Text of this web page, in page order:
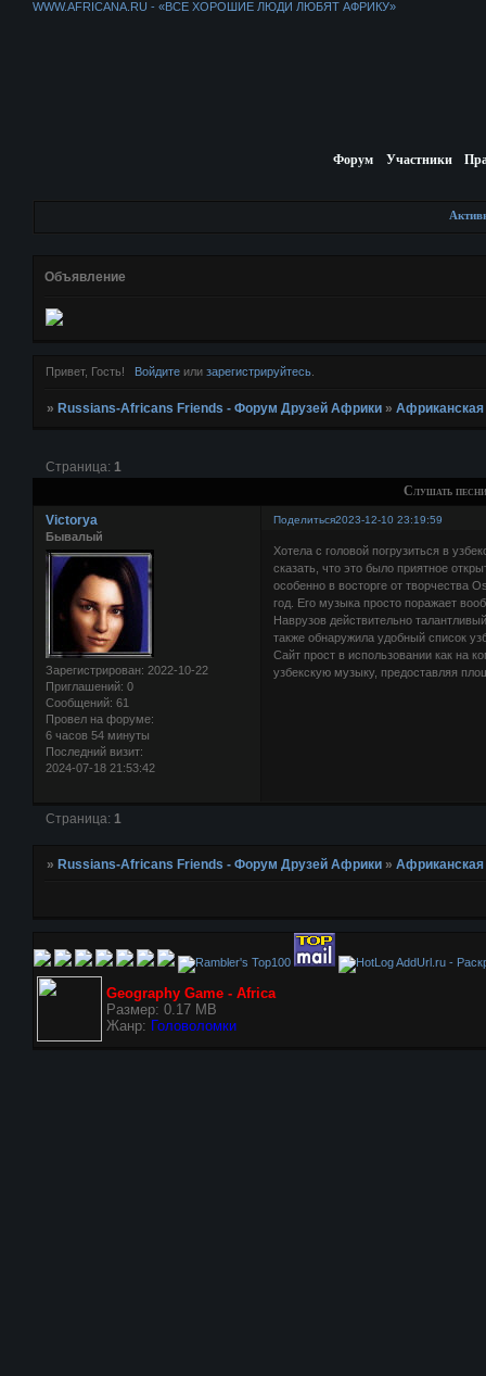
WWW.AFRICANA.RU - «ВСЕ ХОРОШИЕ ЛЮДИ ЛЮБЯТ АФРИКУ»
Форум Участники
Объявление
Привет, Гость! Войдитеили зарегистрируйтесь.
» Russians-Africans Friends - Форум Друзей Африки »
Слушать
Страница: 1
Поделиться2023-12-10 23:19:59
Victorya
Бывалый
Зарегистрирован: 2022-10-22
Приглашений: 0
Сообщений: 61
Провел на форуме:
6 часов 54 минуты
Последний визит:
2024-07-18 21:53:42
Хотела с головой погрузиться в
сказать, что это было приятное
особенно в восторге от творчества
год. Его музыка просто поражает
Наврузов действительно
также обнаружила удобный список
Сайт прост в использовании как на
узбекскую музыку, предоставляя
Страница: 1
»Russians-Africans Friends - Форум Друзей Африки »
AddUrl.ru -
Geography Game - Africa
Размер: 0.17 MB
Жанр: Головоломки